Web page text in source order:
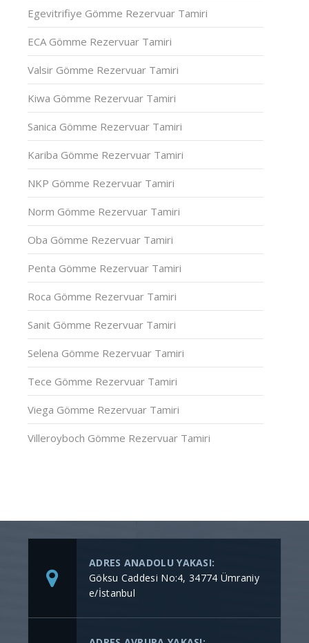
Egevitrifiye Gömme Rezervuar Tamiri
ECA Gömme Rezervuar Tamiri
Valsir Gömme Rezervuar Tamiri
Kiwa Gömme Rezervuar Tamiri
Sanica Gömme Rezervuar Tamiri
Kariba Gömme Rezervuar Tamiri
NKP Gömme Rezervuar Tamiri
Norm Gömme Rezervuar Tamiri
Oba Gömme Rezervuar Tamiri
Penta Gömme Rezervuar Tamiri
Roca Gömme Rezervuar Tamiri
Sanit Gömme Rezervuar Tamiri
Selena Gömme Rezervuar Tamiri
Tece Gömme Rezervuar Tamiri
Viega Gömme Rezervuar Tamiri
Villeroyboch Gömme Rezervuar Tamiri
ADRES ANADOLU YAKASI:
Göksu Caddesi No:4, 34774 Ümraniy
e/İstanbul